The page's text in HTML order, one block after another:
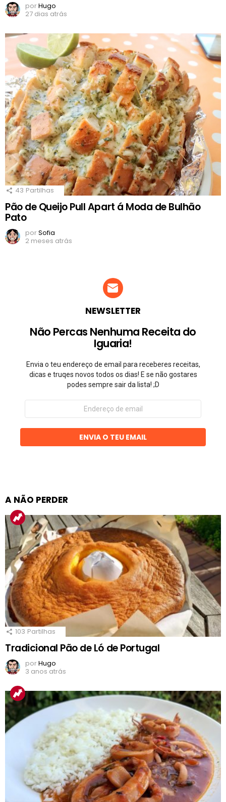
porHugo
27 dias atrás
43 Partilhas
Pão de Queijo Pull Apart á Moda de Bulhão
Pato
porSofia
2 meses atrás
NEWSLETTER
Não Percas Nenhuma Receita do
Iguaria!
Envia o teu endereço de email para receberes receitas,
dicas e truqes novos todos os dias! E se não gostares
podes sempre sair da lista! ;D
Endereço
email
ENVIA O TEU EMAIL
A NÃO PERDER
103 Partilhas
Tradicional Pão de Ló de Portugal
porHugo
3 anos atrás